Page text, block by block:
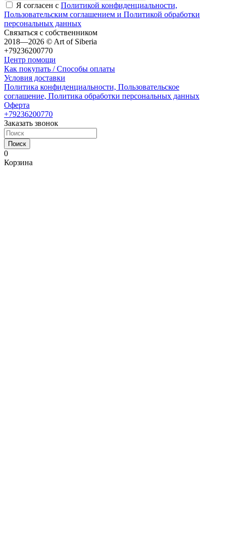
Я согласен с Политикой конфиденциальности,
Пользовательским соглашением и Политикой обработки
персональных данных
Связаться с собственником
2018—2026 © Art of Siberia
+79236200770
Центр помощи
Как покупать / Способы оплаты
Условия доставки
Политика конфиденциальности, Пользовательское
соглашение, Политика обработки персональных данных
Оферта
+79236200770
Заказать звонок
Поиск
0
Корзина